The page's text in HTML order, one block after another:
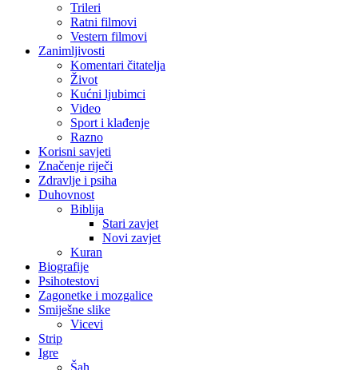
Trileri
Ratni filmovi
Vestern filmovi
Zanimljivosti
Komentari čitatelja
Život
Kućni ljubimci
Video
Sport i klađenje
Razno
Korisni savjeti
Značenje riječi
Zdravlje i psiha
Duhovnost
Biblija
Stari zavjet
Novi zavjet
Kuran
Biografije
Psihotestovi
Zagonetke i mozgalice
Smiješne slike
Vicevi
Strip
Igre
Šah